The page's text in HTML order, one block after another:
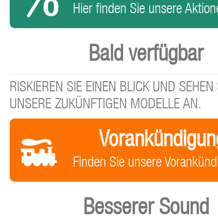
Hier finden Sie unsere
Bald verfügbar
RISKIEREN SIE EINEN BLICK UND SEHEN
UNSERE ZUKÜNFTIGEN MODELLE AN.
Finden Sie unsere
Besserer Sound